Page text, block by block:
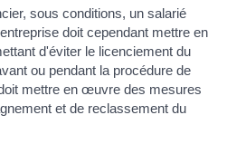
sous conditions, un salarié
doit cependant mettre en
d'éviter le licenciement du
ou pendant la procédure de
mettre en œuvre des mesures
et de reclassement du